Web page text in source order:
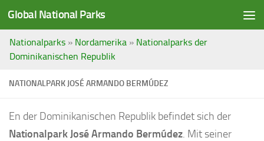
Saltar al contenido
Global National Parks
Nationalparks » Nordamerika » Nationalparks der
Dominikanischen Republik
NATIONALPARK JOSÉ ARMANDO BERMÚDEZ
En der Dominikanischen Republik befindet sich der
Nationalpark José Armando Bermúdez. Mit seiner